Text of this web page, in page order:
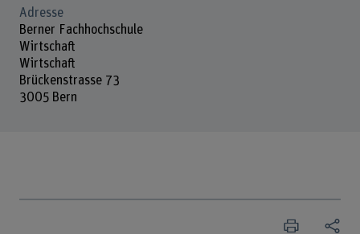
Adresse
Berner Fachhochschule
Wirtschaft
Wirtschaft
Brückenstrasse 73
3005 Bern